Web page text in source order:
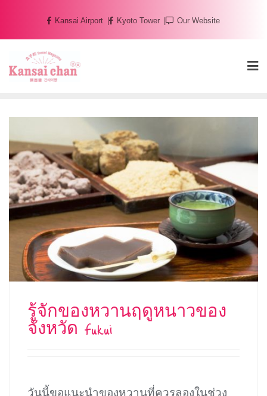
content
Kansai Airport Kyoto Tower Our Website
รู้จักของหวานฤดูหนาวของ
จังหวัด Fukui
วันนี้ขอแนะนำของหวานที่ควรลองในช่วง